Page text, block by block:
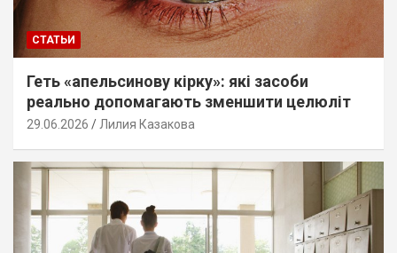
СТАТЬИ
Геть «апельсинову кірку»: які засоби
реально допомагають зменшити целюліт
29.06.2026 Лилия Казакова